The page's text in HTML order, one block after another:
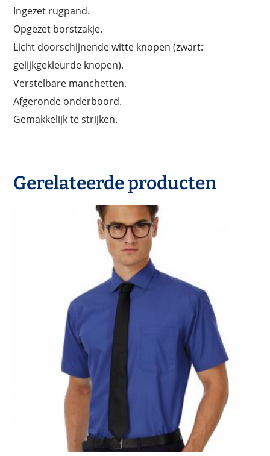
Ingezet rugpand.
Opgezet borstzakje.
Licht doorschijnende witte knopen (zwart:
gelijkgekleurde knopen).
Verstelbare manchetten.
Afgeronde onderboord.
Gemakkelijk te strijken.
Gerelateerde producten